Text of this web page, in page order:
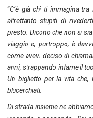
“C’è già chi ti immagina
altrettanto stupiti di
presto. Dicono che non si
viaggio e, purtroppo, è
come avevi deciso di
anni, strappando infame il
Un biglietto per la vita che,
blucerchiati.
Di strada insieme ne